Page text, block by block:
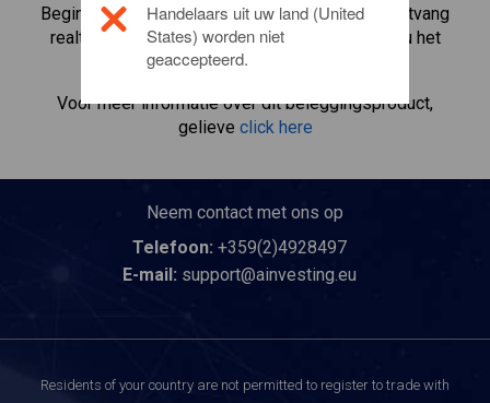
Begin met het handelen in CFD's in Barclays
. Ontvang
realtime koersen en ontvang dividenden alsof u het
aandeel zelf bezit.
Voor meer informatie over dit beleggingsproduct,
gelieve click here
Neem contact met ons op
Telefoon: +359(2)4928497
E-mail: support@ainvesting.eu
Residents of your country are not permitted to register to trade with
Handelaars uit uw land (United
States) worden niet
geaccepteerd.